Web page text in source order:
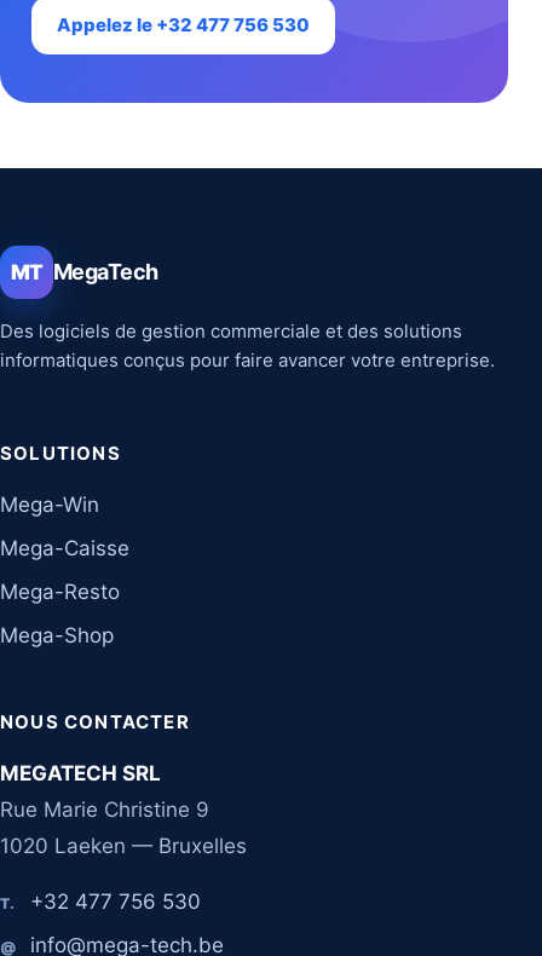
Appelez le +32 477 756 530
MT MegaTech
Des logiciels de gestion commerciale et des solutions
informatiques conçus pour faire avancer votre entreprise.
SOLUTIONS
Mega-Win
Mega-Caisse
Mega-Resto
Mega-Shop
NOUS CONTACTER
MEGATECH SRL
Rue Marie Christine 9
1020 Laeken — Bruxelles
T. +32 477 756 530
@ info@mega-tech.be